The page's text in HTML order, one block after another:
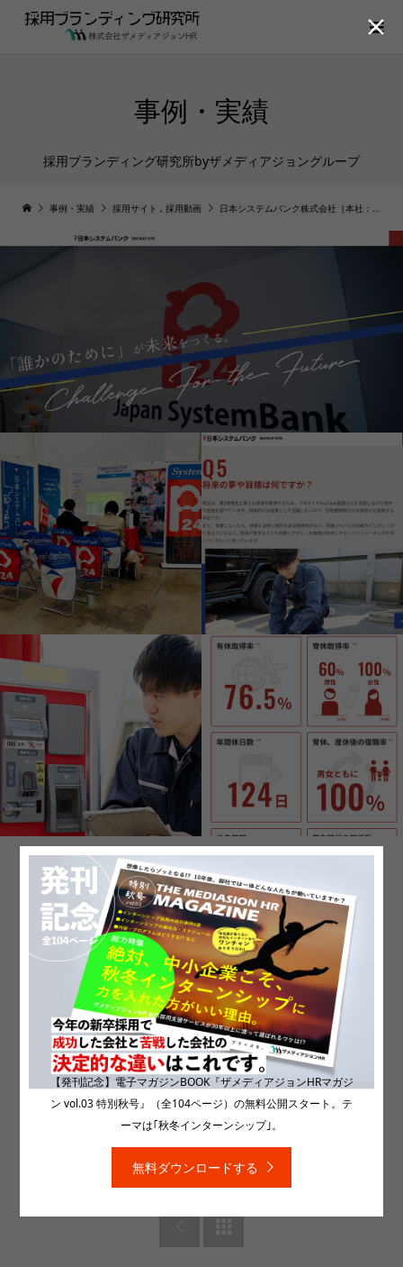
事例・実績
採用ブランディング研究所byザメディアジョングループ
事例・実績 採用サイト , 採用動画 日本システムバンク株式会社［本社：福井県］
日本システムバンク株式会社［本
社：福井県］
日本システムバンク株式会社
■採用サイト:
https://www.syb.co.jp/recruit/
■採用ムービー
CATEGORIES
採用サイト,採用動画
【発刊記念】電子マガジンBOOK『ザメディアジョンHRマガジ
ン vol.03 特別秋号』（全104ページ）の無料公開スタート。テ
ーマは｢秋冬インターンシップ｣。
無料ダウンロードする
